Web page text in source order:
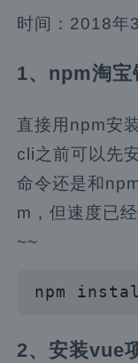
时间：2018年
1、npm淘宝
直接用npm安
cli之前可以先
命令还是和
m，但速度已
~~
npm
2、安装vue